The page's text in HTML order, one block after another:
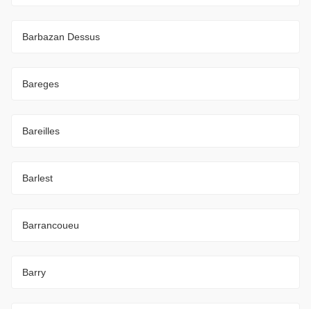
Barbazan Dessus
Bareges
Bareilles
Barlest
Barrancoueu
Barry